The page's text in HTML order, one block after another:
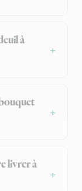
à
livrer à